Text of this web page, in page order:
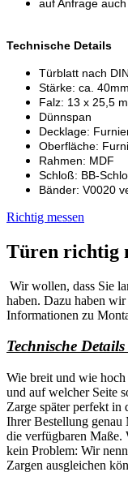
auf Anfrage
Technische Details
Türblatt nach
Stärke: ca. 40mm
Falz: 13 x 25,5
Dünnspan
Decklage:
Oberfläche:
Rahmen: MDF
Schloß: BB-
Bänder: V0020
Richtig messen
Türen richtig
Wir wollen, dass Sie
haben. Dazu haben
Informationen zu
Technische
Wie breit und wie
und auf welcher Seite
Zarge später perfekt in
Ihrer Bestellung genau
die verfügbaren Maße.
kein Problem: Wir
Zargen ausgleichen